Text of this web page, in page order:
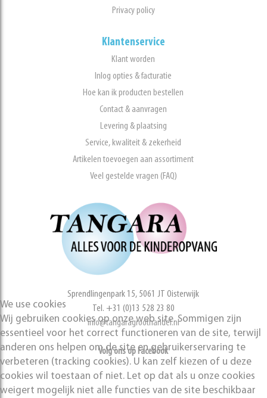
Privacy policy
Klantenservice
Klant worden
Inlog opties & facturatie
Hoe kan ik producten bestellen
Contact & aanvragen
Levering & plaatsing
Service, kwaliteit & zekerheid
Artikelen toevoegen aan assortiment
Veel gestelde vragen (FAQ)
Sprendlingenpark 15, 5061 JT Oisterwijk
Tel. +31 (0)13 528 23 80
info@tangaragroothandel.nl
Volg ons op Facebook
We use cookies
Wij gebruiken cookies op onze web site. Sommigen zijn
essentieel voor het correct functioneren van de site, terwijl
anderen ons helpen om de site en gebruikerservaring te
verbeteren (tracking cookies). U kan zelf kiezen of u deze
cookies wil toestaan of niet. Let op dat als u onze cookies
weigert mogelijk niet alle functies van de site beschikbaar